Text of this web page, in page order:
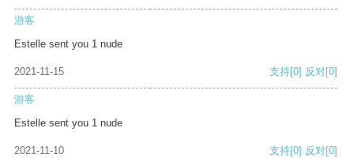
游客
Estelle sent you 1 nude
2021-11-15 支持[0] 反对[0]
游客
Estelle sent you 1 nude
2021-11-10 支持[0] 反对[0]